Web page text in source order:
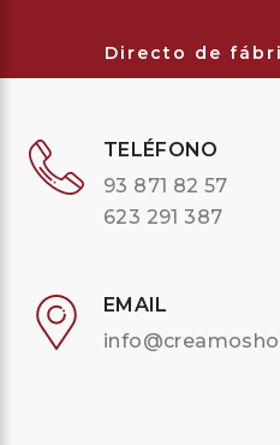
Directo de
TELÉFONO
93 871 82 57
623 291 387
EMAIL